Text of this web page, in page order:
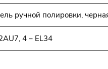
ручной полировки,
4 – EL34